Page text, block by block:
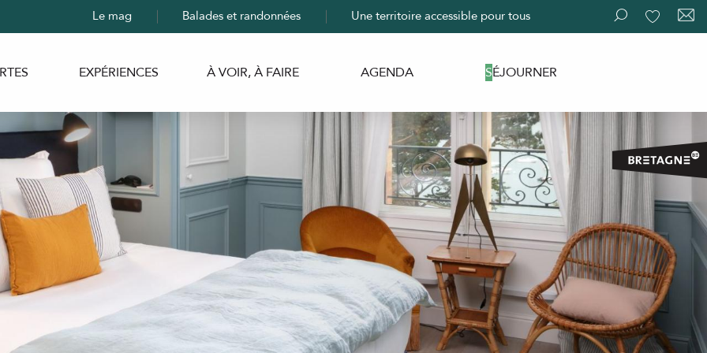
Recherche
Le mag Balades et randonnées Une territoire accessible pour tous
EXPÉRIENCES À VOIR, À FAIRE AGENDA SÉJOURNER